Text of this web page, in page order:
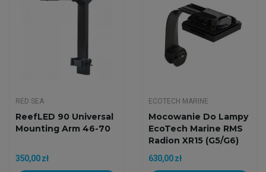
RED SEA
ReefLED 90 Universal
Mounting Arm 46-70
350,00 zł
ECOTECH MARINE
Mocowanie Do Lampy
EcoTech Marine RMS
Radion XR15 (G5/G6)
630,00 zł